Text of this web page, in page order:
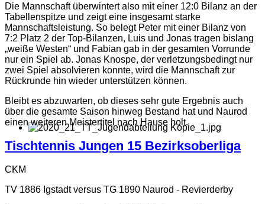
Die Mannschaft überwintert also mit einer 12:0 Bilanz an der
Tabellenspitze und zeigt eine insgesamt starke
Mannschaftsleistung. So belegt Peter mit einer Bilanz von
7:2 Platz 2 der Top-Bilanzen, Luis und Jonas tragen bislang
„weiße Westen“ und Fabian gab in der gesamten Vorrunde
nur ein Spiel ab. Jonas Knospe, der verletzungsbedingt nur
zwei Spiel absolvieren konnte, wird die Mannschaft zur
Rückrunde hin wieder unterstützen können.
Bleibt es abzuwarten, ob dieses sehr gute Ergebnis auch
über die gesamte Saison hinweg Bestand hat und Naurod
einen weiteren Meistertitel nach Hause holt.
Tischtennis Jungen 15 Bezirksoberliga
CKM
TV 1886 Igstadt versus TG 1890 Naurod - Revierderby